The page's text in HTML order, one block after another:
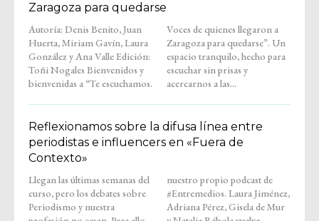
Zaragoza para quedarse
Autoría: Denis Benito, Juan
Huerta, Miriam Gavín, Laura
González y Ana Valle Edición:
Toñi Nogales Bienvenidos y
bienvenidas a “Te escuchamos.
Voces de quienes llegaron a
Zaragoza para quedarse”. Un
espacio tranquilo, hecho para
escuchar sin prisas y
acercarnos a las...
Reflexionamos sobre la difusa línea entre
periodistas e influencers en «Fuera de
Contexto»
Llegan las últimas semanas del
curso, pero los debates sobre
Periodismo y nuestra
nuestro propio podcast de
#Entremedios. Laura Jiménez,
Adriana Pérez, Gisela de Mur